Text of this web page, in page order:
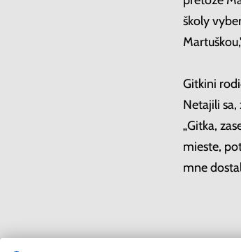
školy
Gitkini
Netajili sa,
„Gitka,
mieste,
mne